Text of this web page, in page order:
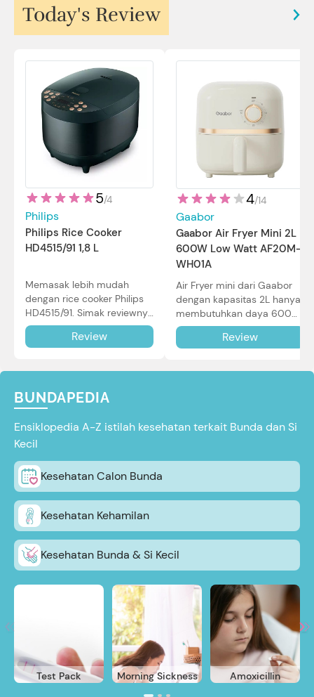
Today's Review
5/4
Philips
Philips Rice Cooker
HD4515/91 1,8 L
Memasak lebih mudah
dengan rice cooker Philips
HD4515/91. Simak reviewnya
di sini.
Review
4/14
Gaabor
Gaabor Air Fryer Mini 2L
600W Low Watt AF20M-
WH01A
Air Fryer mini dari Gaabor
dengan kapasitas 2L hanya
membutuhkan daya 600W
dalam pemakaian. Simak
review selengkapnya di sini.
Review
BUNDAPEDIA
Ensiklopedia A-Z istilah kesehatan terkait Bunda dan Si
Kecil
Kesehatan Calon Bunda
Kesehatan Kehamilan
Kesehatan Bunda & Si Kecil
Test Pack Morning Sickness Amoxicillin